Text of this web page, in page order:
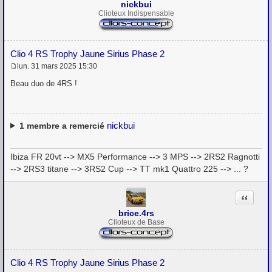
nickbui
Clioteux Indispensable
Clio 4 RS Trophy Jaune Sirius Phase 2
e
g
e
lun. 31 mars 2025 15:30
Beau duo de 4RS !
1membre a remercié nickbui
Ibiza FR 20vt --> MX5 Performance --> 3 MPS --> 2RS2 Ragnotti
--> 2RS3 titane --> 3RS2 Cup --> TT mk1 Quattro 225 --> ... ?
brice.4rs
Clioteux de Base
Clio 4 RS Trophy Jaune Sirius Phase 2
Citation